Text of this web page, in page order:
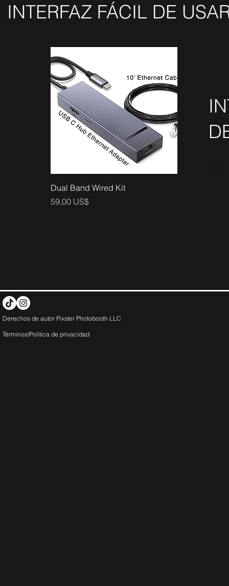
INTERFAZ FÁCIL DE
Vista rápida
Dual Band Wired Kit
Precio
59,00 US$
Derechos de autor Pixster Photobooth LLC
Términos/Política de privacidad